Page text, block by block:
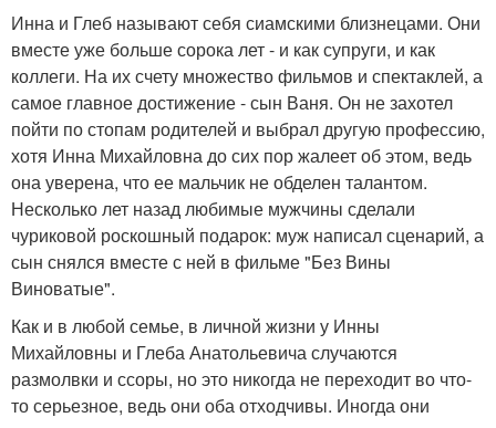
Инна и Глеб называют себя сиамскими близнецами. Они
вместе уже больше сорока лет - и как супруги, и как
коллеги. На их счету множество фильмов и спектаклей, а
самое главное достижение - сын Ваня. Он не захотел
пойти по стопам родителей и выбрал другую профессию,
хотя Инна Михайловна до сих пор жалеет об этом, ведь
она уверена, что ее мальчик не обделен талантом.
Несколько лет назад любимые мужчины сделали
чуриковой роскошный подарок: муж написал сценарий, а
сын снялся вместе с ней в фильме "Без Вины
Виноватые".
Как и в любой семье, в личной жизни у Инны
Михайловны и Глеба Анатольевича случаются
размолвки и ссоры, но это никогда не переходит во что-
то серьезное, ведь они оба отходчивы. Иногда они